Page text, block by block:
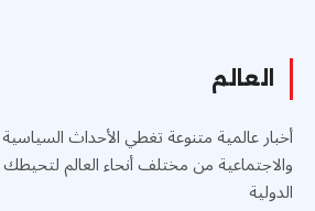
العالم
أخبار عالمية متنوعة تغطي الأحداث
والاجتماعية من مختلف أنحاء العالم
الدولية